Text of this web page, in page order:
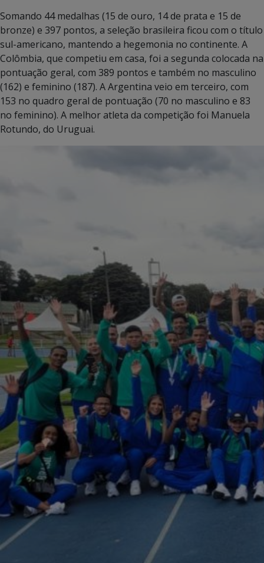
Somando 44 medalhas (15 de ouro, 14 de prata e 15 de
bronze) e 397 pontos, a seleção brasileira ficou com o título
sul-americano, mantendo a hegemonia no continente. A
Colômbia, que competiu em casa, foi a segunda colocada na
pontuação geral, com 389 pontos e também no masculino
(162) e feminino (187). A Argentina veio em terceiro, com
153 no quadro geral de pontuação (70 no masculino e 83
no feminino). A melhor atleta da competição foi Manuela
Rotundo, do Uruguai.